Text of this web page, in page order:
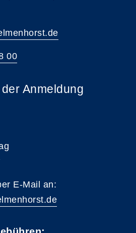
00
Anmeldung
E-Mail an: